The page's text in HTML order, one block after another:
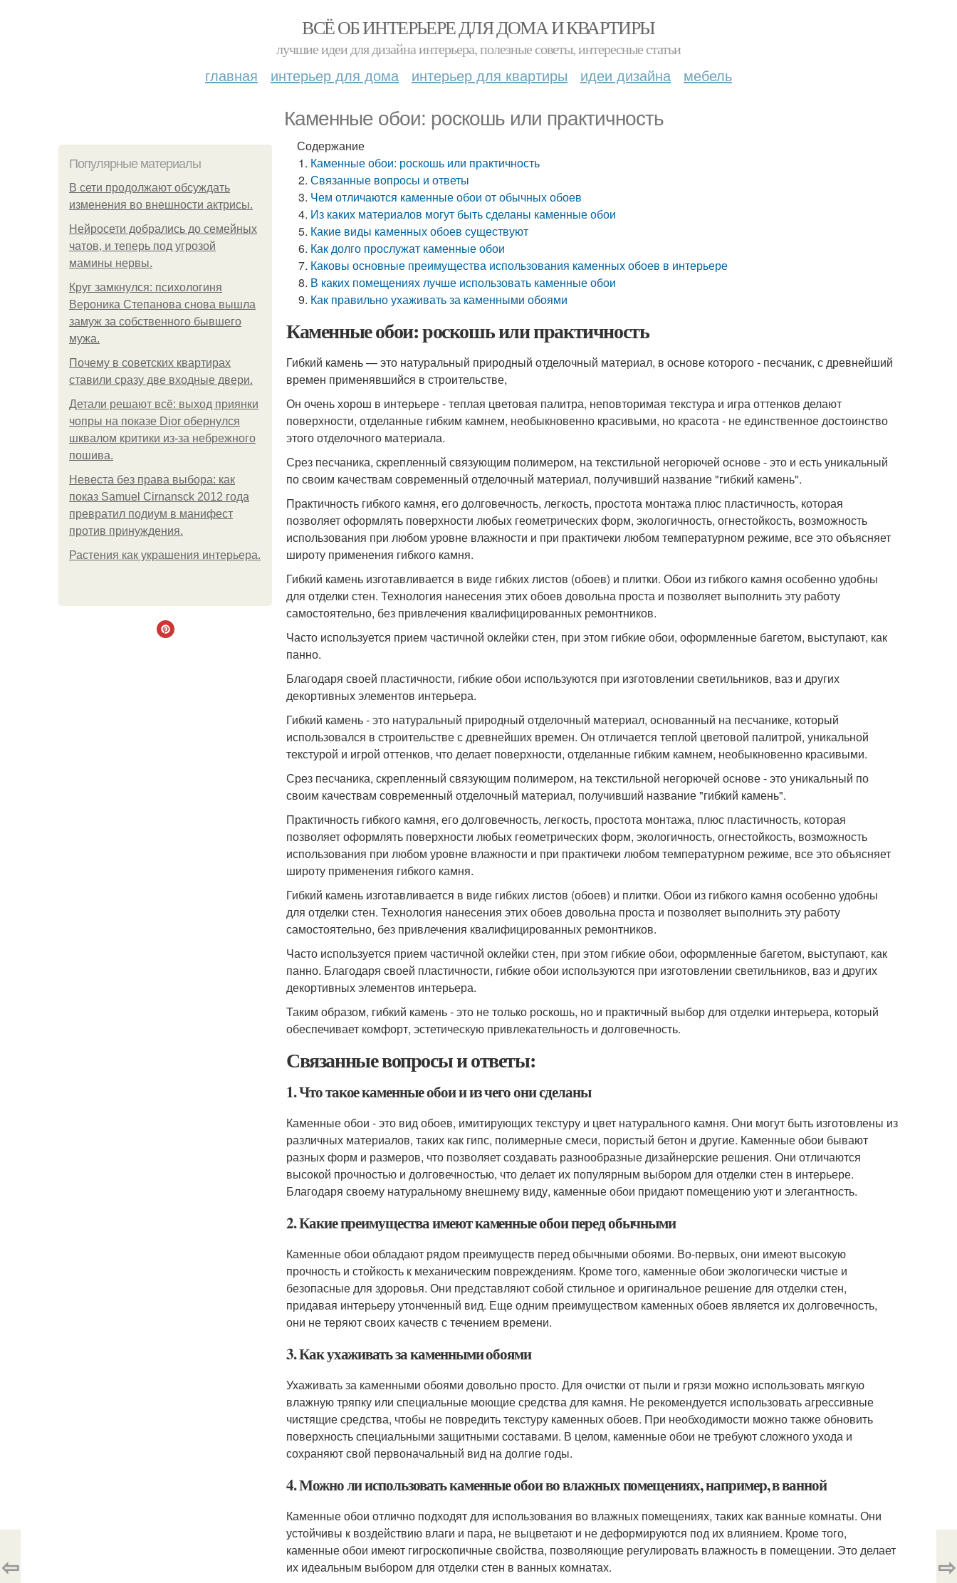
ВСЁ ОБ ИНТЕРЬЕРЕ ДЛЯ ДОМА И КВАРТИРЫ
лучшие идеи для дизайна интерьера, полезные советы, интересные статьи
главная интерьер для дома интерьер для квартиры идеи дизайна мебель
Каменные обои: роскошь или практичность
Популярные материалы
В сети продолжают обсуждать
изменения во внешности актрисы.
Нейросети добрались до семейных
чатов, и теперь под угрозой
мамины нервы.
Круг замкнулся: психологиня
Вероника Степанова снова вышла
замуж за собственного бывшего
мужа.
Почему в советских квартирах
ставили сразу две входные двери.
Детали решают всё: выход приянки
чопры на показе Dior обернулся
шквалом критики из-за небрежного
пошива.
Невеста без права выбора: как
показ Samuel Cirnansck 2012 года
превратил подиум в манифест
против принуждения.
Растения как украшения интерьера.
Содержание
Каменные обои: роскошь или практичность
Связанные вопросы и ответы
Чем отличаются каменные обои от обычных обоев
Из каких материалов могут быть сделаны каменные обои
Какие виды каменных обоев существуют
Как долго прослужат каменные обои
Каковы основные преимущества использования каменных обоев в интерьере
В каких помещениях лучше использовать каменные обои
Как правильно ухаживать за каменными обоями
Каменные обои: роскошь или практичность
Гибкий камень — это натуральный природный отделочный материал, в основе которого - песчаник, с древнейший
времен применявшийся в строительстве,
Он очень хорош в интерьере - теплая цветовая палитра, неповторимая текстура и игра оттенков делают
поверхности, отделанные гибким камнем, необыкновенно красивыми, но красота - не единственное достоинство
этого отделочного материала.
Срез песчаника, скрепленный связующим полимером, на текстильной негорючей основе - это и есть уникальный
по своим качествам современный отделочный материал, получивший название "гибкий камень".
Практичность гибкого камня, его долговечность, легкость, простота монтажа плюс пластичность, которая
позволяет оформлять поверхности любых геометрических форм, экологичность, огнестойкость, возможность
использования при любом уровне влажности и при практичеки любом температурном режиме, все это объясняет
широту применения гибкого камня.
Гибкий камень изготавливается в виде гибких листов (обоев) и плитки. Обои из гибкого камня особенно удобны
для отделки стен. Технология нанесения этих обоев довольна проста и позволяет выполнить эту работу
самостоятельно, без привлечения квалифицированных ремонтников.
Часто используется прием частичной оклейки стен, при этом гибкие обои, оформленные багетом, выступают, как
панно.
Благодаря своей пластичности, гибкие обои используются при изготовлении светильников, ваз и других
декортивных элементов интерьера.
Гибкий камень - это натуральный природный отделочный материал, основанный на песчанике, который
использовался в строительстве с древнейших времен. Он отличается теплой цветовой палитрой, уникальной
текстурой и игрой оттенков, что делает поверхности, отделанные гибким камнем, необыкновенно красивыми.
Срез песчаника, скрепленный связующим полимером, на текстильной негорючей основе - это уникальный по
своим качествам современный отделочный материал, получивший название "гибкий камень".
Практичность гибкого камня, его долговечность, легкость, простота монтажа, плюс пластичность, которая
позволяет оформлять поверхности любых геометрических форм, экологичность, огнестойкость, возможность
использования при любом уровне влажности и при практичеки любом температурном режиме, все это объясняет
широту применения гибкого камня.
Гибкий камень изготавливается в виде гибких листов (обоев) и плитки. Обои из гибкого камня особенно удобны
для отделки стен. Технология нанесения этих обоев довольна проста и позволяет выполнить эту работу
самостоятельно, без привлечения квалифицированных ремонтников.
Часто используется прием частичной оклейки стен, при этом гибкие обои, оформленные багетом, выступают, как
панно. Благодаря своей пластичности, гибкие обои используются при изготовлении светильников, ваз и других
декортивных элементов интерьера.
Таким образом, гибкий камень - это не только роскошь, но и практичный выбор для отделки интерьера, который
обеспечивает комфорт, эстетическую привлекательность и долговечность.
Связанные вопросы и ответы:
1. Что такое каменные обои и из чего они сделаны
Каменные обои - это вид обоев, имитирующих текстуру и цвет натурального камня. Они могут быть изготовлены из
различных материалов, таких как гипс, полимерные смеси, пористый бетон и другие. Каменные обои бывают
разных форм и размеров, что позволяет создавать разнообразные дизайнерские решения. Они отличаются
высокой прочностью и долговечностью, что делает их популярным выбором для отделки стен в интерьере.
Благодаря своему натуральному внешнему виду, каменные обои придают помещению уют и элегантность.
2. Какие преимущества имеют каменные обои перед обычными
Каменные обои обладают рядом преимуществ перед обычными обоями. Во-первых, они имеют высокую
прочность и стойкость к механическим повреждениям. Кроме того, каменные обои экологически чистые и
безопасные для здоровья. Они представляют собой стильное и оригинальное решение для отделки стен,
придавая интерьеру утонченный вид. Еще одним преимуществом каменных обоев является их долговечность,
они не теряют своих качеств с течением времени.
3. Как ухаживать за каменными обоями
Ухаживать за каменными обоями довольно просто. Для очистки от пыли и грязи можно использовать мягкую
влажную тряпку или специальные моющие средства для камня. Не рекомендуется использовать агрессивные
чистящие средства, чтобы не повредить текстуру каменных обоев. При необходимости можно также обновить
поверхность специальными защитными составами. В целом, каменные обои не требуют сложного ухода и
сохраняют свой первоначальный вид на долгие годы.
4. Можно ли использовать каменные обои во влажных помещениях, например, в ванной
Каменные обои отлично подходят для использования во влажных помещениях, таких как ванные комнаты. Они
устойчивы к воздействию влаги и пара, не выцветают и не деформируются под их влиянием. Кроме того,
каменные обои имеют гигроскопичные свойства, позволяющие регулировать влажность в помещении. Это делает
их идеальным выбором для отделки стен в ванных комнатах.
⇦ ⇨